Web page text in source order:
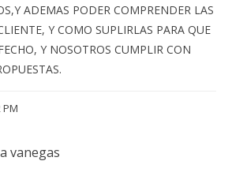
ADEMAS PODER COMPRENDER LAS
Y COMO SUPLIRLAS PARA QUE
Y NOSOTROS CUMPLIR CON
vanegas